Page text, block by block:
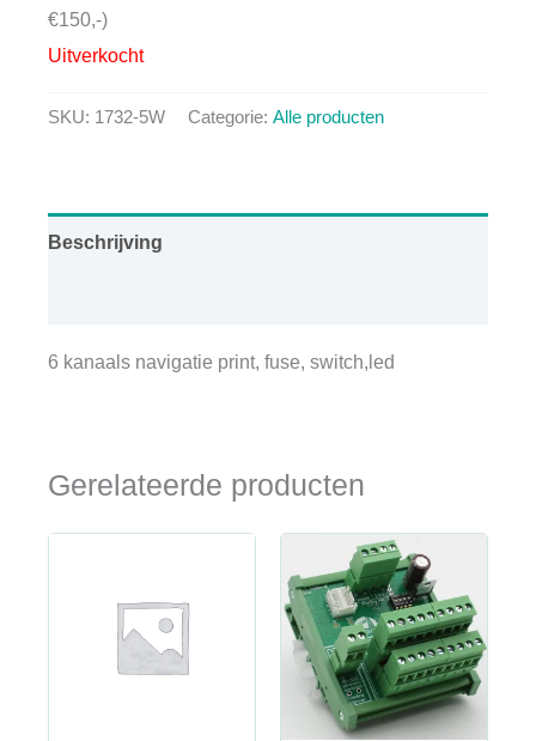
€150,-)
Uitverkocht
SKU: 1732-5W Categorie: Alle producten
Beschrijving
6 kanaals navigatie print, fuse, switch,led
Gerelateerde producten